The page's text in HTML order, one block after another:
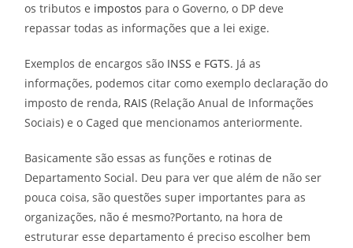
os tributos e impostos para o Governo, o DP deve
repassar todas as informações que a lei exige.
Exemplos de encargos são INSSe FGTS. Já as
informações, podemos citar como exemplo declaração do
imposto de renda, RAIS(Relação Anual de Informações
Sociais) e o Caged que mencionamos anteriormente.
Basicamente são essas as funções e rotinas de
Departamento Social. Deu para ver que além de não ser
pouca coisa, são questões super importantes para as
organizações, não é mesmo?Portanto, na hora de
estruturar esse departamento é preciso escolher bem